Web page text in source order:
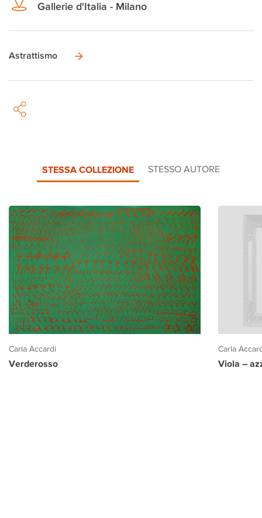
Gallerie d'Italia - Milano
Astrattismo
STESSA COLLEZIONE STESSO AUTORE
Carla Accardi
Verderosso
Carla
Viola –